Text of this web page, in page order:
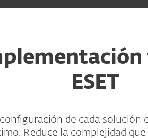
ESET
de cada
Reduce la complejidad